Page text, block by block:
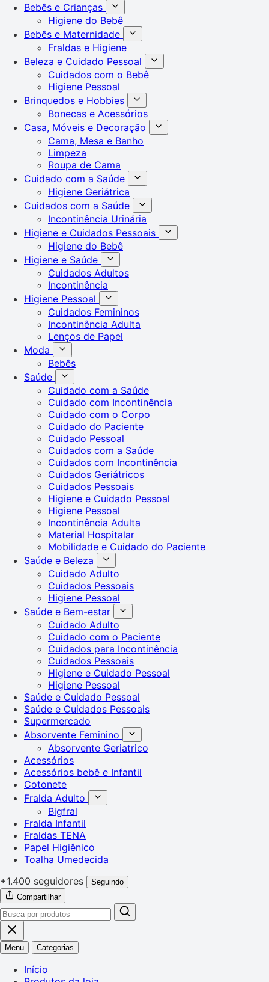
Bebês e Crianças
Higiene do Bebê
Bebês e Maternidade
Fraldas e Higiene
Beleza e Cuidado Pessoal
Cuidados com o Bebê
Higiene Pessoal
Brinquedos e Hobbies
Bonecas e Acessórios
Casa, Móveis e Decoração
Cama, Mesa e Banho
Limpeza
Roupa de Cama
Cuidado com a Saúde
Higiene Geriátrica
Cuidados com a Saúde
Incontinência Urinária
Higiene e Cuidados Pessoais
Higiene do Bebê
Higiene e Saúde
Cuidados Adultos
Incontinência
Higiene Pessoal
Cuidados Femininos
Incontinência Adulta
Lenços de Papel
Moda
Bebês
Saúde
Cuidado com a Saúde
Cuidado com Incontinência
Cuidado com o Corpo
Cuidado do Paciente
Cuidado Pessoal
Cuidados com a Saúde
Cuidados com Incontinência
Cuidados Geriátricos
Cuidados Pessoais
Higiene e Cuidado Pessoal
Higiene Pessoal
Incontinência Adulta
Material Hospitalar
Mobilidade e Cuidado do Paciente
Saúde e Beleza
Cuidado Adulto
Cuidados Pessoais
Higiene Pessoal
Saúde e Bem-estar
Cuidado Adulto
Cuidado com o Paciente
Cuidados para Incontinência
Cuidados Pessoais
Higiene e Cuidado Pessoal
Higiene Pessoal
Saúde e Cuidado Pessoal
Saúde e Cuidados Pessoais
Supermercado
Absorvente Feminino
Absorvente Geriatrico
Acessórios
Acessórios bebê e Infantil
Cotonete
Fralda Adulto
Bigfral
Fralda Infantil
Fraldas TENA
Papel Higiênico
Toalha Umedecida
+1.400 seguidores
Seguindo
Compartilhar
Menu Categorias
Início